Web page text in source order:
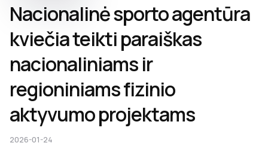
Nacionalinė sporto agentūra
kviečia teikti paraiškas
nacionaliniams ir
regioniniams fizinio
aktyvumo projektams
2026-01-24